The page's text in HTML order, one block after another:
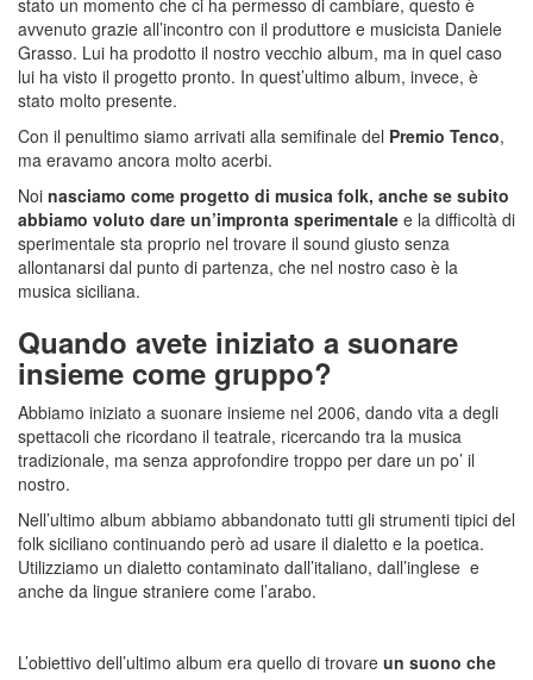
stato un momento che ci ha permesso di cambiare, questo è
avvenuto grazie all’incontro con il produttore e musicista Daniele
Grasso. Lui ha prodotto il nostro vecchio album, ma in quel caso
lui ha visto il progetto pronto. In quest’ultimo album, invece, è
stato molto presente.
Con il penultimo siamo arrivati alla semifinale del Premio Tenco,
ma eravamo ancora molto acerbi.
Noi nasciamo come progetto di musica folk, anche se subito
abbiamo voluto dare un’impronta sperimentale e la difficoltà di
sperimentale sta proprio nel trovare il sound giusto senza
allontanarsi dal punto di partenza, che nel nostro caso è la
musica siciliana.
Quando avete iniziato a suonare
insieme come gruppo?
Abbiamo iniziato a suonare insieme nel 2006, dando vita a degli
spettacoli che ricordano il teatrale, ricercando tra la musica
tradizionale, ma senza approfondire troppo per dare un po’ il
nostro.
Nell’ultimo album abbiamo abbandonato tutti gli strumenti tipici del
folk siciliano continuando però ad usare il dialetto e la poetica.
Utilizziamo un dialetto contaminato dall’italiano, dall’inglese e
anche da lingue straniere come l’arabo.
L’obiettivo dell’ultimo album era quello di trovare un suono che